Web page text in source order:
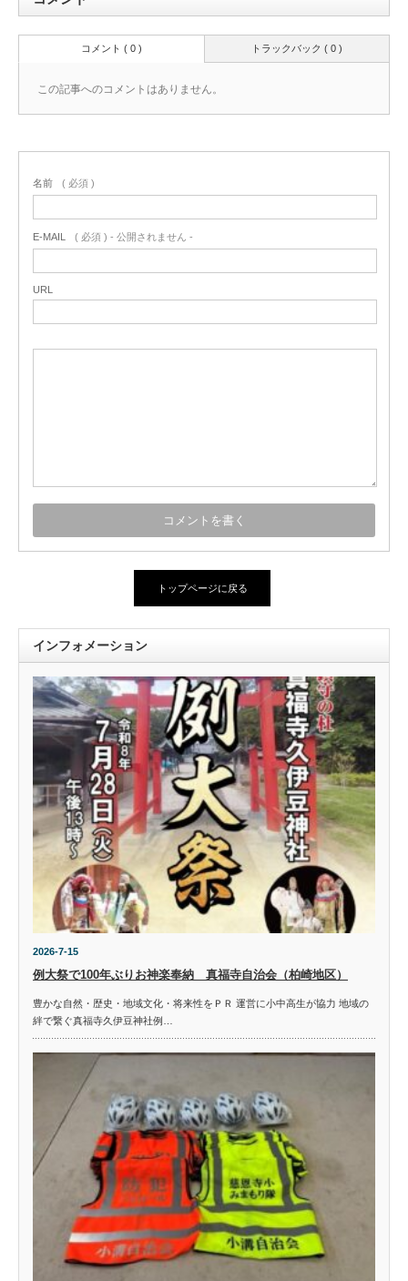
トラックバック ( 0 )
コメント ( 0 )
この記事へのコメントはありません。
名前 ( 必須 )
E-MAIL ( 必須 ) - 公開されません -
URL
トップページに戻る
インフォメーション
2026-7-15
例大祭で100年ぶりお神楽奉納 真福寺自治会（柏崎地区）
豊かな自然・歴史・地域文化・将来性をＰＲ 運営に小中高生が協力 地域の
絆で繋ぐ真福寺久伊豆神社例…